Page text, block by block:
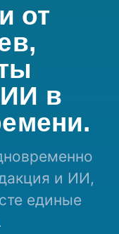
от
в
и ИИ,
единые